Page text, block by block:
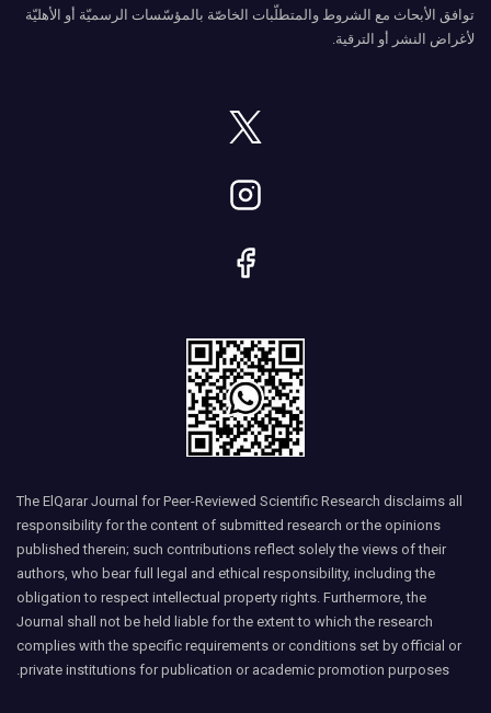
توافق الأبحاث مع الشروط والمتطلّبات الخاصّة بالمؤسّسات الرسميّة أو الأهليّة
لأغراض النشر أو الترقية.
The ElQarar Journal for Peer-Reviewed Scientific Research disclaims all
responsibility for the content of submitted research or the opinions
published therein; such contributions reflect solely the views of their
authors, who bear full legal and ethical responsibility, including the
obligation to respect intellectual property rights. Furthermore, the
Journal shall not be held liable for the extent to which the research
complies with the specific requirements or conditions set by official or
private institutions for publication or academic promotion purposes.